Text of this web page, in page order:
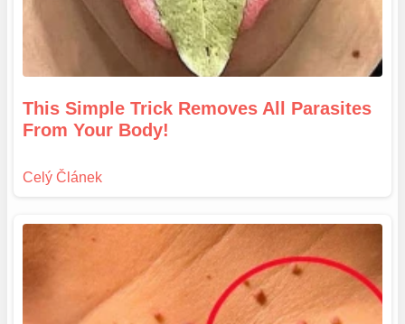
This Simple Trick Removes All Parasites
From Your Body!